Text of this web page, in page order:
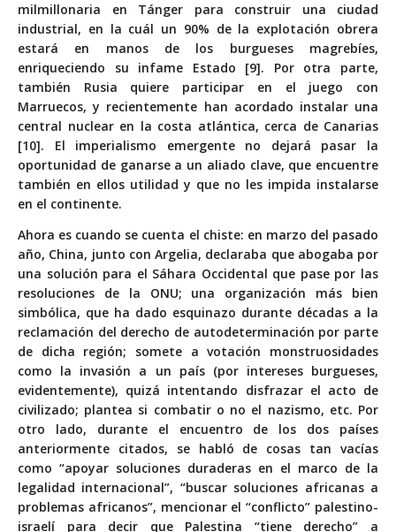
milmillonaria en Tánger para construir una ciudad
industrial, en la cuál un 90% de la explotación obrera
estará en manos de los burgueses magrebíes,
enriqueciendo su infame Estado [9]. Por otra parte,
también Rusia quiere participar en el juego con
Marruecos, y recientemente han acordado instalar una
central nuclear en la costa atlántica, cerca de Canarias
[10]. El imperialismo emergente no dejará pasar la
oportunidad de ganarse a un aliado clave, que encuentre
también en ellos utilidad y que no les impida instalarse
en el continente.
Ahora es cuando se cuenta el chiste: en marzo del pasado
año, China, junto con Argelia, declaraba que abogaba por
una solución para el Sáhara Occidental que pase por las
resoluciones de la ONU; una organización más bien
simbólica, que ha dado esquinazo durante décadas a la
reclamación del derecho de autodeterminación por parte
de dicha región; somete a votación monstruosidades
como la invasión a un país (por intereses burgueses,
evidentemente), quizá intentando disfrazar el acto de
civilizado; plantea si combatir o no el nazismo, etc. Por
otro lado, durante el encuentro de los dos países
anteriormente citados, se habló de cosas tan vacías
como “apoyar soluciones duraderas en el marco de la
legalidad internacional”, “buscar soluciones africanas a
problemas africanos”, mencionar el “conflicto” palestino-
israelí para decir que Palestina “tiene derecho” a